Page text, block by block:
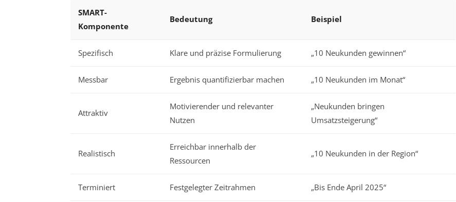
SMART-
Komponente
Bedeutung Beispiel
Spezifisch Klare und präzise Formulierung „10 Neukunden gewinnen“
Messbar Ergebnis quantifizierbar machen „10 Neukunden im Monat“
Attraktiv
Motivierender und relevanter
Nutzen
„Neukunden bringen
Umsatzsteigerung“
Realistisch
Erreichbar innerhalb der
Ressourcen
„10 Neukunden in der Region“
Terminiert Festgelegter Zeitrahmen „Bis Ende April 2025“